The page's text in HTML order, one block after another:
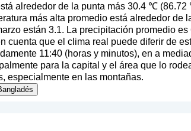
alrededor de la punta más 30.4 ℃
más alta promedio está alrededor de
están 3.1. La precipitación promedio es
cuenta que el clima real puede diferir de
11:40 (horas y minutos), en a
para la capital y el área que lo
especialmente en las montañas.